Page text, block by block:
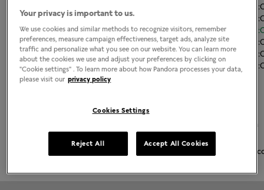
Miércoles
Jueves
11:00
Viernes
11:00
Sábado
11:00
Domingo
11:00
Joyería contemporánea acabada a mano
La más alta calidad de oro 14K, plata esterlina y metales Pandora
Pandora Charms, brazaletes, anillos, aretes y collares
Your privacy is important to us.
We use cookies and similar methods to recognize visitors, remember
preferences, measure campaign effectiveness, target ads, analyze site
traffic and personalize what you see on our website. You can learn more
about the cookies we use and adjust your preferences by clicking on
"Cookie settings" . To learn more about how Pandora processes your data,
please visit our privacy policy
Cookies Settings
Reject All Accept All Cookies